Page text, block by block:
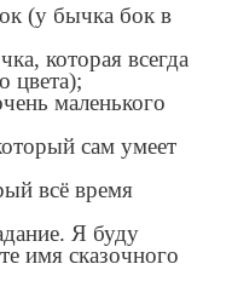
(у бычка бок в
которая всегда
цвета);
маленького
сам умеет
всё время
Я буду
имя сказочного